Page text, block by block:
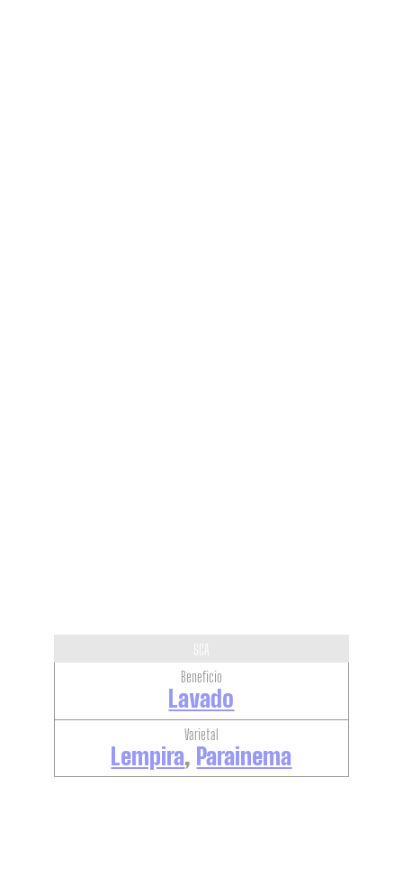
SCA
Beneficio
Lavado
Varietal
Lempira, Parainema